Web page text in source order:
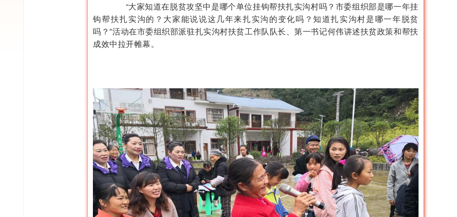
“大家知道在脱贫攻坚中是哪个单位挂钩帮扶扎实沟村吗？市委组织部是哪一年挂
钩帮扶扎实沟的？大家能说说这几年来扎实沟的变化吗？知道扎实沟村是哪一年脱贫
吗？”活动在市委组织部派驻扎实沟村扶贫工作队队长、第一书记何伟讲述扶贫政策和帮扶
成效中拉开帷幕。